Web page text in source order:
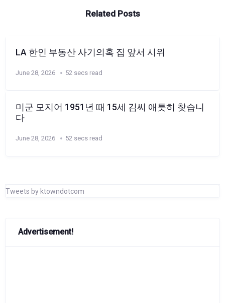
Related Posts
LA 한인 부동산 사기의혹 집 앞서 시위
June 28, 2026 52 secs read
미군 모지어 1951년 때 15세 김씨 애틋히 찾습니
다
June 28, 2026 52 secs read
Tweets by ktowndotcom
Advertisement!